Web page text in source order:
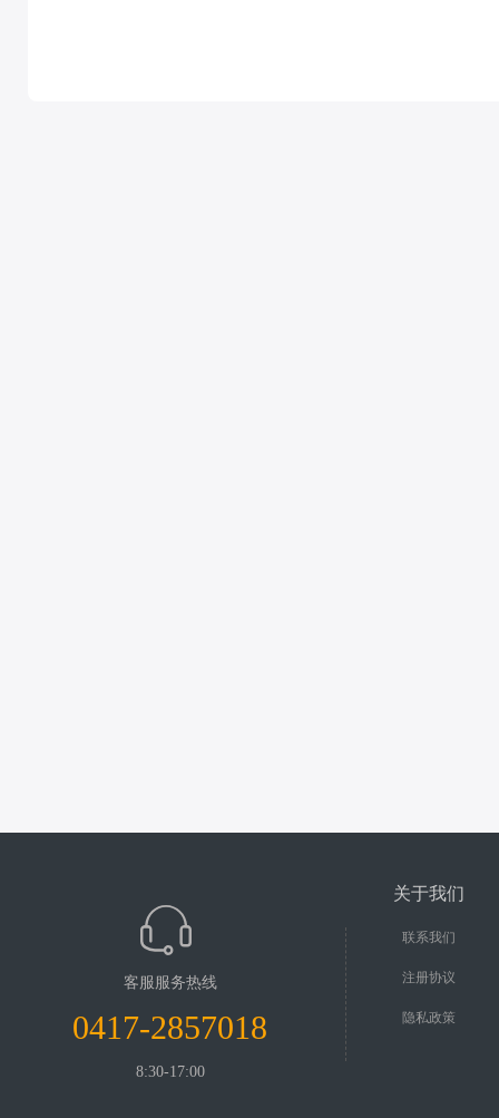
客服服务热线
0417-2857018
8:30-17:00
关于我们
联系我们
注册协议
隐私政策